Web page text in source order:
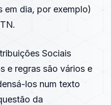
em dia, por exemplo)
Sociais
e regras são vários e
los num texto
da